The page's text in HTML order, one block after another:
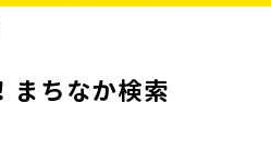
まちなか検索